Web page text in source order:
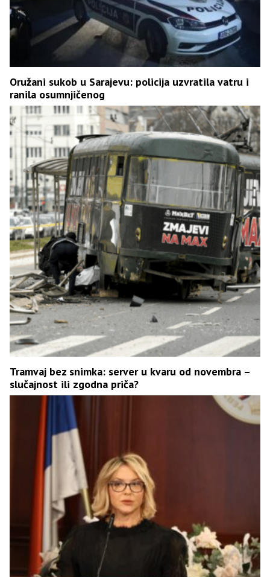
Oružani sukob u Sarajevu: policija uzvratila vatru i
ranila osumnjičenog
Tramvaj bez snimka: server u kvaru od novembra –
slučajnost ili zgodna priča?